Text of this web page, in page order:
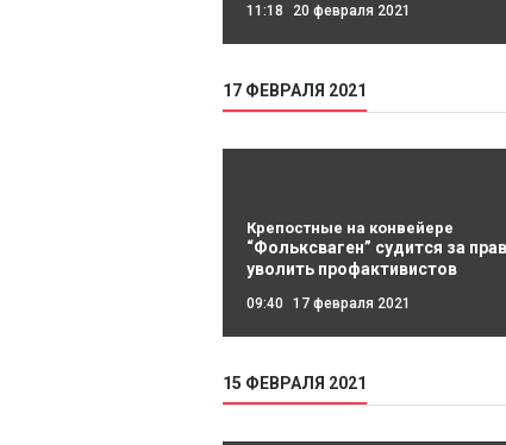
11:18 20 февраля 2021
17 ФЕВРАЛЯ 2021
Крепостные на конвейере
“Фольксваген” судится за
уволить профактивистов
09:40 17 февраля 2021
15 ФЕВРАЛЯ 2021